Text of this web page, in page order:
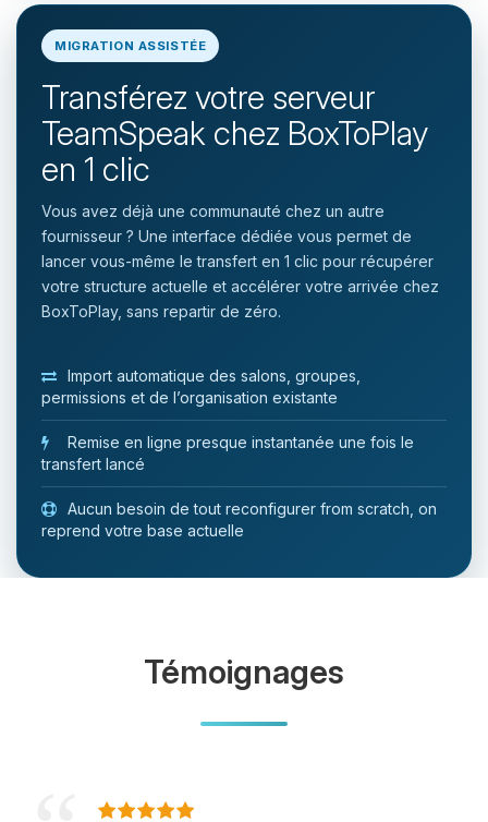
MIGRATION ASSISTÉE
Transférez votre serveur
TeamSpeak chez BoxToPlay
en 1 clic
Vous avez déjà une communauté chez un autre
fournisseur ? Une interface dédiée vous permet de
lancer vous-même le transfert en 1 clic pour récupérer
votre structure actuelle et accélérer votre arrivée chez
BoxToPlay, sans repartir de zéro.
Import automatique des salons, groupes,
permissions et de l’organisation existante
Remise en ligne presque instantanée une fois le
transfert lancé
Aucun besoin de tout reconfigurer from scratch, on
reprend votre base actuelle
Témoignages